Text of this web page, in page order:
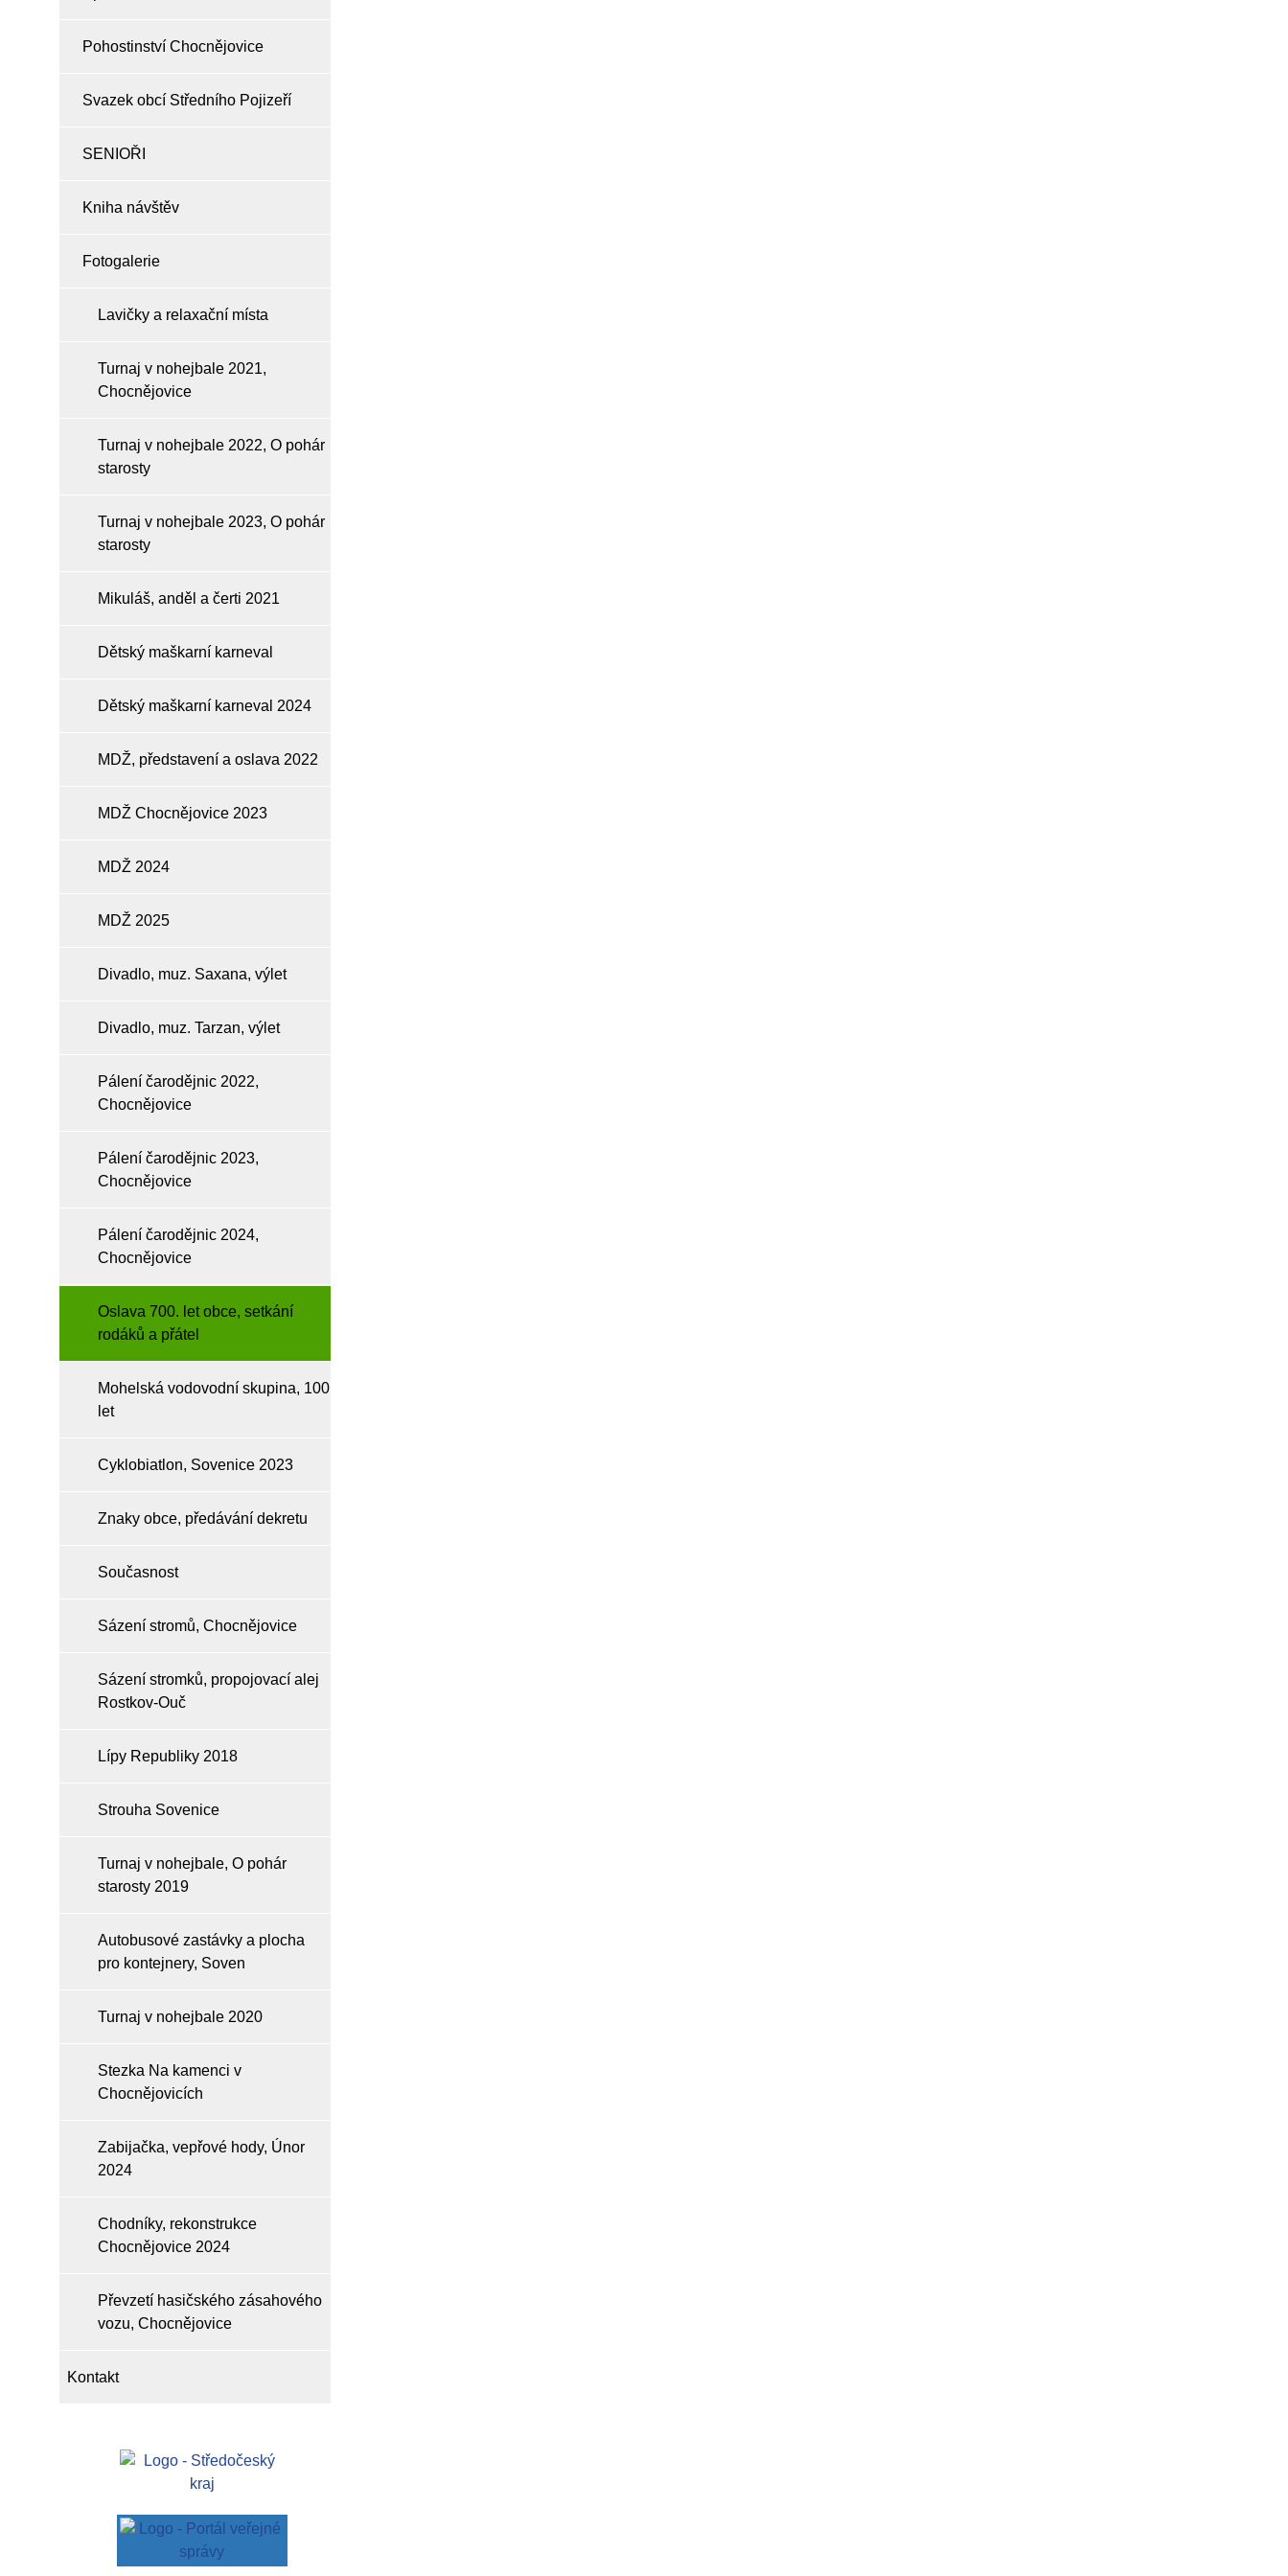
Pohostinství Chocnějovice
Svazek obcí Středního Pojizeří
SENIOŘI
Kniha návštěv
Fotogalerie
Lavičky a relaxační místa
Turnaj v nohejbale 2021,
Chocnějovice
Turnaj v nohejbale 2022, O pohár
starosty
Turnaj v nohejbale 2023, O pohár
starosty
Mikuláš, anděl a čerti 2021
Dětský maškarní karneval
Dětský maškarní karneval 2024
MDŽ, představení a oslava 2022
MDŽ Chocnějovice 2023
MDŽ 2024
MDŽ 2025
Divadlo, muz. Saxana, výlet
Divadlo, muz. Tarzan, výlet
Pálení čarodějnic 2022,
Chocnějovice
Pálení čarodějnic 2023,
Chocnějovice
Pálení čarodějnic 2024,
Chocnějovice
Oslava 700. let obce, setkání
rodáků a přátel
Mohelská vodovodní skupina, 100
let
Cyklobiatlon, Sovenice 2023
Znaky obce, předávání dekretu
Současnost
Sázení stromů, Chocnějovice
Sázení stromků, propojovací alej
Rostkov-Ouč
Lípy Republiky 2018
Strouha Sovenice
Turnaj v nohejbale, O pohár
starosty 2019
Autobusové zastávky a plocha
pro kontejnery, Soven
Turnaj v nohejbale 2020
Stezka Na kamenci v
Chocnějovicích
Zabijačka, vepřové hody, Únor
2024
Chodníky, rekonstrukce
Chocnějovice 2024
Převzetí hasičského zásahového
vozu, Chocnějovice
Kontakt